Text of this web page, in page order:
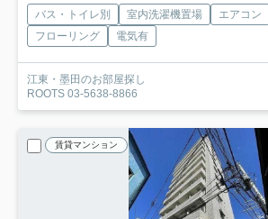
バス・トイレ別 室内洗濯機置場 エアコン
フローリング
電気有
江東・墨田のお部屋探し
ROOTS 03-5638-8866
賃貸マンション